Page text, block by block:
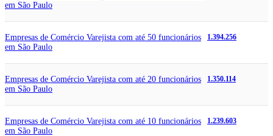
em São Paulo
Empresas de Comércio Varejista com até 50 funcionários
em São Paulo
1.394.256
Empresas de Comércio Varejista com até 20 funcionários
em São Paulo
1.350.114
Empresas de Comércio Varejista com até 10 funcionários
em São Paulo
1.239.603